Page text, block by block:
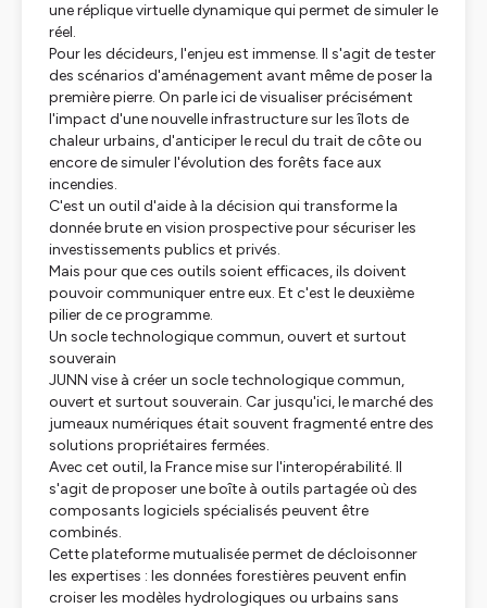
une réplique virtuelle dynamique qui permet de simuler le
réel.
Pour les décideurs, l'enjeu est immense. Il s'agit de tester
des scénarios d'aménagement avant même de poser la
première pierre. On parle ici de visualiser précisément
l'impact d'une nouvelle infrastructure sur les îlots de
chaleur urbains, d'anticiper le recul du trait de côte ou
encore de simuler l'évolution des forêts face aux
incendies.
C'est un outil d'aide à la décision qui transforme la
donnée brute en vision prospective pour sécuriser les
investissements publics et privés.
Mais pour que ces outils soient efficaces, ils doivent
pouvoir communiquer entre eux. Et c'est le deuxième
pilier de ce programme.
Un socle technologique commun, ouvert et surtout
souverain
JUNN vise à créer un socle technologique commun,
ouvert et surtout souverain. Car jusqu'ici, le marché des
jumeaux numériques était souvent fragmenté entre des
solutions propriétaires fermées.
Avec cet outil, la France mise sur l'interopérabilité. Il
s'agit de proposer une boîte à outils partagée où des
composants logiciels spécialisés peuvent être
combinés.
Cette plateforme mutualisée permet de décloisonner
les expertises : les données forestières peuvent enfin
croiser les modèles hydrologiques ou urbains sans